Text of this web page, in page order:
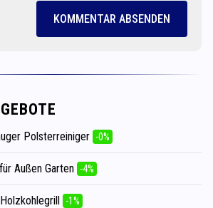
KOMMENTAR ABSENDEN
Polsterreiniger -0%
Außen Garten -4%
-1%